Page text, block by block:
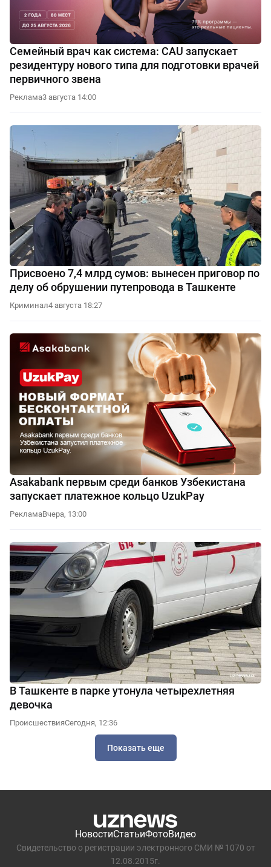
Семейный врач как система: CAU запускает
резидентуру нового типа для подготовки врачей
первичного звена
Реклама3 августа 14:00
Присвоено 7,4 млрд сумов: вынесен приговор по
делу об обрушении путепровода в Ташкенте
Криминал4 августа 18:27
Asakabank первым среди банков Узбекистана
запускает платежное кольцо UzukPay
РекламаВчера, 13:00
В Ташкенте в парке утонула четырехлетняя
девочка
ПроисшествияСегодня, 12:36
Показать еще
НовостиСтатьиФотоВидео
Свидетельство о регистрации электронного СМИ № 1070 от
12.08.2015г.